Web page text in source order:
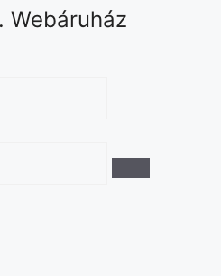
Webáruház